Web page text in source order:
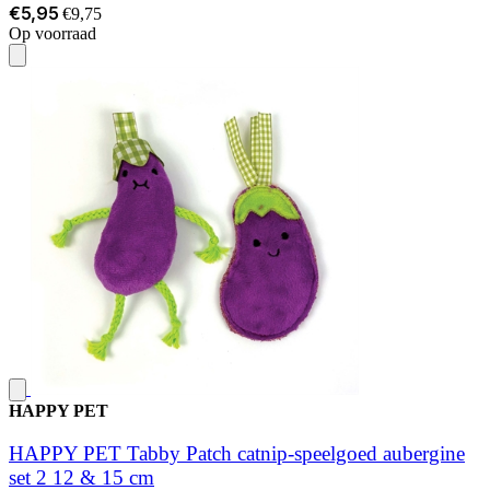
€5,95 €9,75
Op voorraad
HAPPY PET
HAPPY PET Tabby Patch catnip-speelgoed aubergine
set 2 12 & 15 cm